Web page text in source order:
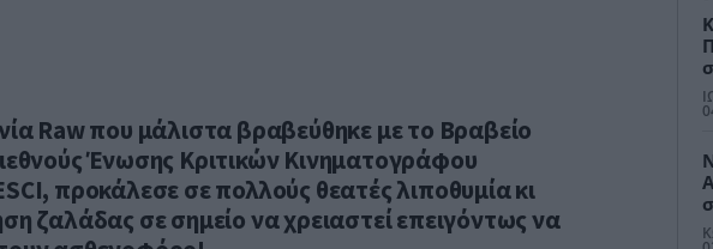
Raw που μάλιστα βραβεύθηκε με το Βραβείο
Ένωσης Κριτικών Κινηματογράφου
προκάλεσε σε πολλούς θεατές λιποθυμία κι
ζαλάδας σε σημείο να χρειαστεί επειγόντως να